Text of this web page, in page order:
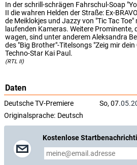
In der schrill-schrägen Fahrschul-Soap
II die wahren Helden der Straße: Ex-
de Meiklokjes und Jazzy von "Tic Tac
laufenden Kameras. Weitere Prominente,
wagen, sind unter anderem Aleksandra
des "Big Brother"-Titelsongs "Zeig mir dein
Techno-Star Kai Paul.
(RTL II)
Daten
Deutsche TV-Premiere So, 07.
Originalsprache: Deutsch
Kostenlose